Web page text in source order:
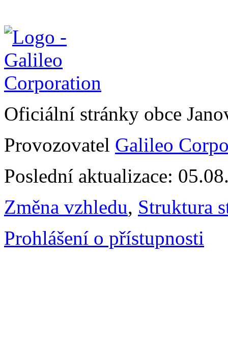
Oficiální stránky obce
Provozovatel Galileo
Poslední aktualizace:
Změna vzhledu, Struktura
Prohlášení o přístupnosti